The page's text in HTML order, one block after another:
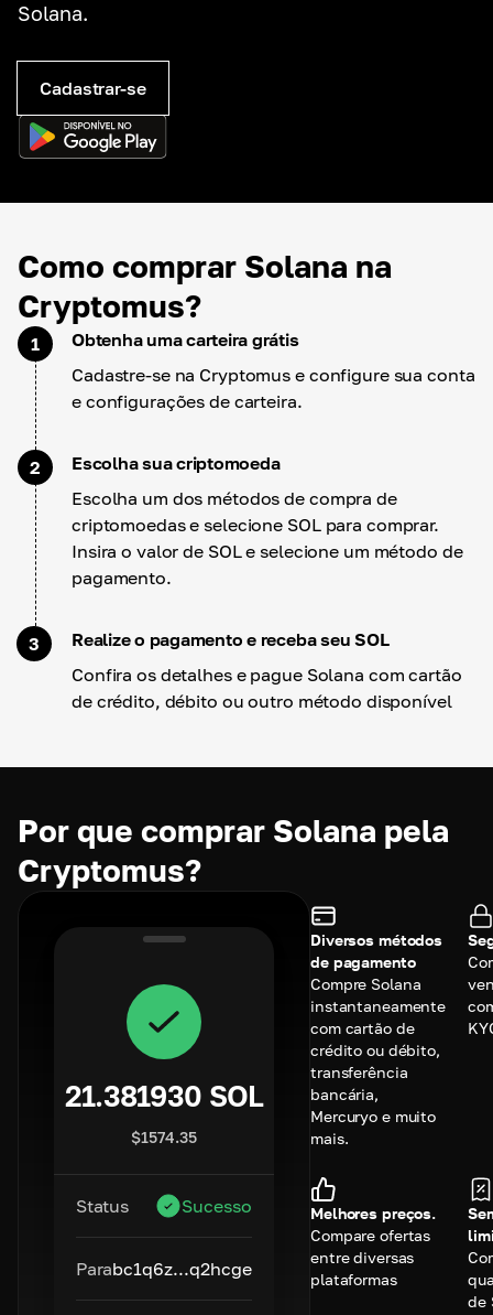
Solana.
Cadastrar-se
Como comprar Solana na
Cryptomus?
1
Obtenha uma carteira grátis
Cadastre-se na Cryptomus e configure sua conta
e configurações de carteira.
2
Escolha sua criptomoeda
Escolha um dos métodos de compra de
criptomoedas e selecione SOL para comprar.
Insira o valor de SOL e selecione um método de
pagamento.
3
Realize o pagamento e receba seu SOL
Confira os detalhes e pague Solana com cartão
de crédito, débito ou outro método disponível
Por que comprar Solana pela
Cryptomus?
21.381930 SOL
$1574.35
Status Sucesso
Parabc1q6z...q2hcge
Diversos métodos
de pagamento
Compre Solana
instantaneamente
com cartão de
crédito ou débito,
transferência
bancária,
Mercuryo e muito
mais.
Melhores preços.
Compare ofertas
entre diversas
plataformas
de